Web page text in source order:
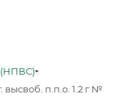
(НПВС)
высвоб. п.п.о. 1.2 г №